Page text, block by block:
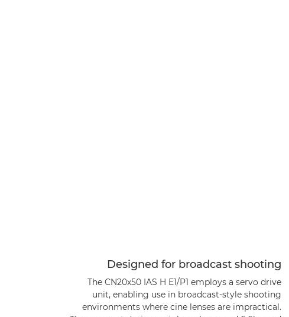
Designed for broadcast shooting
The CN20x50 IAS H E1/P1 employs a servo drive
unit, enabling use in broadcast-style shooting
environments where cine lenses are impractical.